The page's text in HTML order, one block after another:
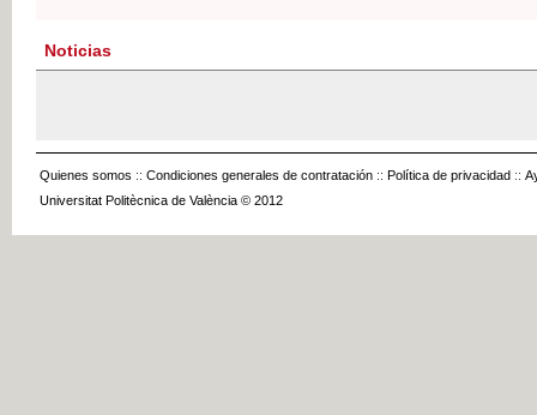
Noticias
Quienes somos :: Condiciones generales de contratación :: Política de privacidad ::
Universitat Politècnica de València © 2012